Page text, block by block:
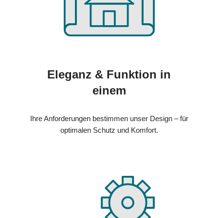
Eleganz & Funktion in
einem
Ihre Anforderungen bestimmen unser Design – für
optimalen Schutz und Komfort.